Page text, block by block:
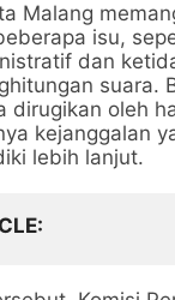
Malang
isu,
dan
suara.
dirugikan oleh
kejanggalan
lebih lanjut.